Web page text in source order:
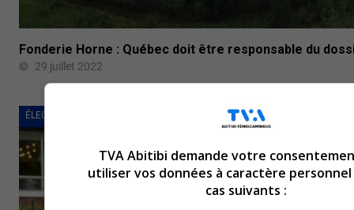
Fonderie Horne : Québec doit être responsable du
29 juillet 2022
ÉLECTIONS PROVINCIALES 2022
TVA Abitibi demande votre
utiliser vos données à caractère personnel
cas suivants :